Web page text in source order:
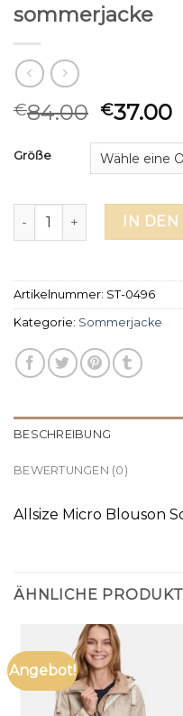
sommerjacke
€84.00 €37.00
Größe
sommerjacke Menge
IN
Artikelnummer: ST-0496
Kategorie: Sommerjacke
BESCHREIBUNG
BEWERTUNGEN (0)
Allsize Micro Blouson
ÄHNLICHE
Angebot!